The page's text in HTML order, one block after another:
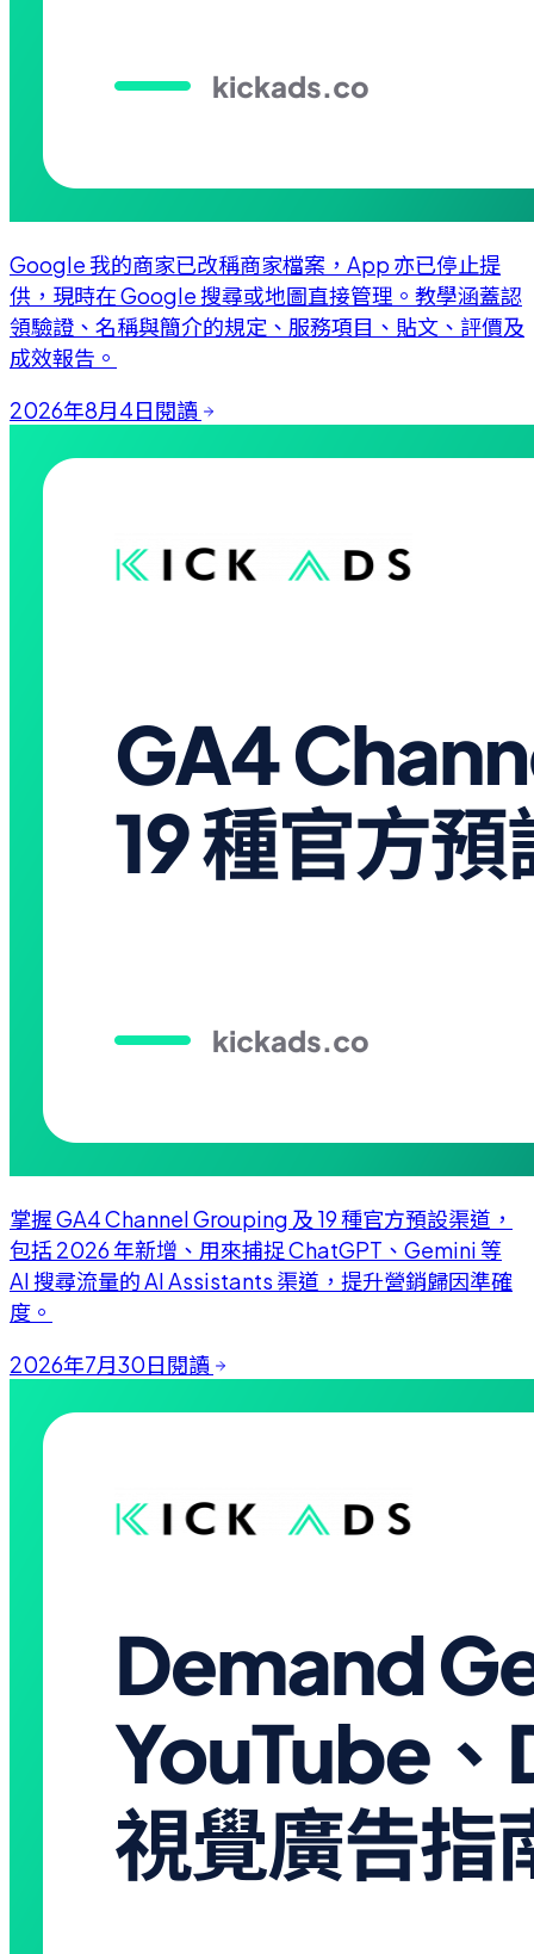
Google 我的商家已改稱商家檔案，App 亦已停止提
供，現時在 Google 搜尋或地圖直接管理。教學涵蓋認
領驗證、名稱與簡介的規定、服務項目、貼文、評價及
成效報告。
2026年8月4日閱讀
掌握 GA4 Channel Grouping 及 19 種官方預設渠道，
包括 2026 年新增、用來捕捉 ChatGPT、Gemini 等
AI 搜尋流量的 AI Assistants 渠道，提升營銷歸因準確
度。
2026年7月30日閱讀